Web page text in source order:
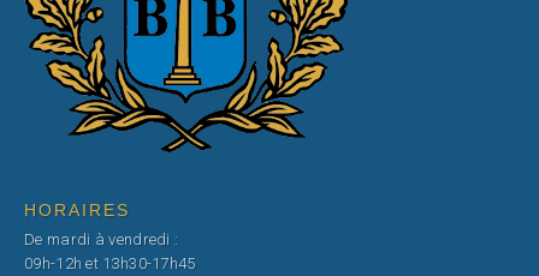
HORAIRES
De mardi à vendredi :
09h-12h et 13h30-17h45